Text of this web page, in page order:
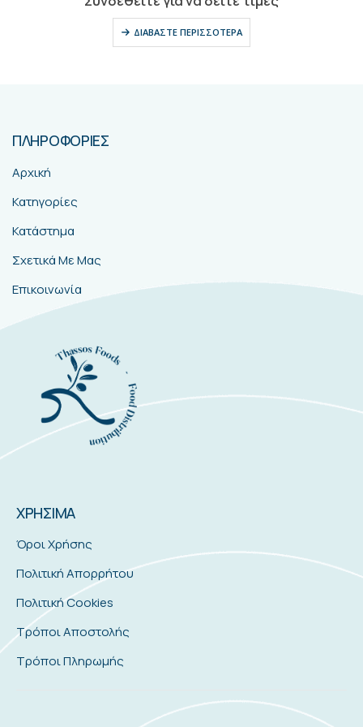
ΔΙΑΒΆΣΤΕ ΠΕΡΙΣΣΌΤΕΡΑ
ΠΛΗΡΟΦΟΡΙΕΣ
Αρχική
Κατηγορίες
Κατάστημα
Σχετικά Με Μας
Επικοινωνία
ΧΡΗΣΙΜΑ
Όροι Χρήσης
Πολιτική Απορρήτου
Πολιτική Cookies
Τρόποι Αποστολής
Τρόποι Πληρωμής